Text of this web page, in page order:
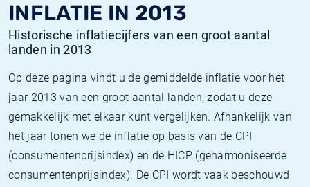
INFLATIE IN 2013
Historische inflatiecijfers van een groot aantal
landen in 2013
Op deze pagina vindt u de gemiddelde inflatie voor het
jaar 2013 van een groot aantal landen, zodat u deze
gemakkelijk met elkaar kunt vergelijken. Afhankelijk van
het jaar tonen we de inflatie op basis van de CPI
(consumentenprijsindex) en de HICP (geharmoniseerde
consumentenprijsindex). De CPI wordt vaak beschouwd